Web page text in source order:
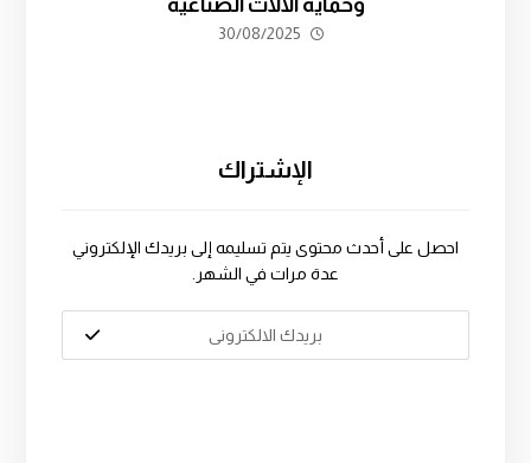
وحماية الآلات الصناعية
30/08/2025
الإشتراك
احصل على أحدث محتوى يتم تسليمه إلى بريدك الإلكتروني
عدة مرات في الشهر.